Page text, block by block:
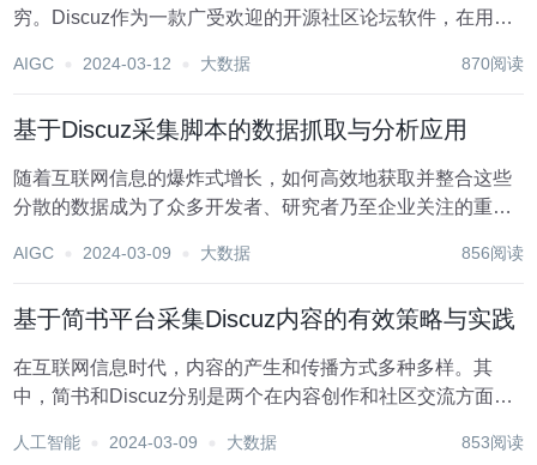
穷。Discuz作为一款广受欢迎的开源社区论坛软件，在用户
中，图片采集技术作为信息抽取与内容管理的重要一环，在
AIGC 2024-03-12 大数据 870阅读
基于Discuz采集脚本的数据抓取与分析应用
随着互联网信息的爆炸式增长，如何高效地获取并整合这些
分散的数据成为了众多开发者、研究者乃至企业关注的重
集的得力助手。Discuz，作为一款广泛使用的社区论坛软
AIGC 2024-03-09 大数据 856阅读
基于简书平台采集Discuz内容的有效策略与实践
在互联网信息时代，内容的产生和传播方式多种多样。其
中，简书和Discuz分别是两个在内容创作和社区交流方面颇
容资源受到写作者的喜爱，而Discuz则以其成熟的社区功能
人工智能 2024-03-09 大数据 853阅读